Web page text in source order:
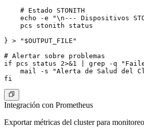
    # Estado STONITH
echo -e "\n--- Dispositivos
    pcs stonith status
} > "$OUTPUT_FILE"
# Alertar sobre problemas
if pcs status 2>&1 | grep -q
mail -s "Alerta de Salud del
Integración con Prometheus
Exportar métricas del cluster para